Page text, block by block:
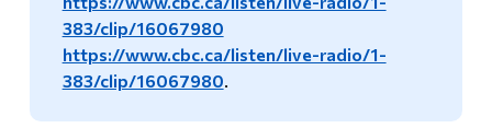
383/clip/16067980
https://www.cbc.ca/listen/live-radio/1-
383/clip/16067980